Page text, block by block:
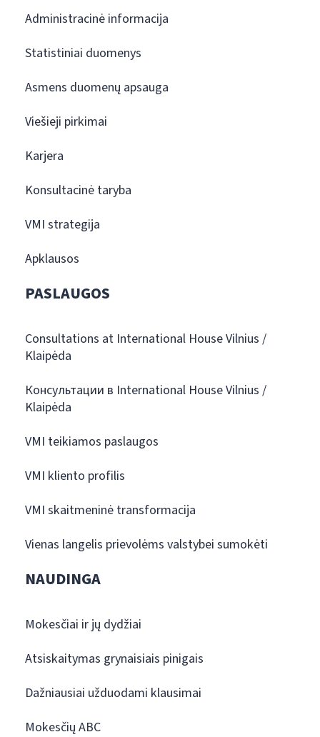
Administracinė informacija
Statistiniai duomenys
Asmens duomenų apsauga
Viešieji pirkimai
Karjera
Konsultacinė taryba
VMI strategija
Apklausos
PASLAUGOS
Consultations at International House Vilnius /
Klaipėda
Консультации в International House Vilnius /
Klaipėda
VMI teikiamos paslaugos
VMI kliento profilis
VMI skaitmeninė transformacija
Vienas langelis prievolėms valstybei sumokėti
NAUDINGA
Mokesčiai ir jų dydžiai
Atsiskaitymas grynaisiais pinigais
Dažniausiai užduodami klausimai
Mokesčių ABC